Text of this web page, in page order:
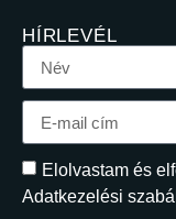
HÍRLEVÉL
Elolvastam és
Adatkezelési